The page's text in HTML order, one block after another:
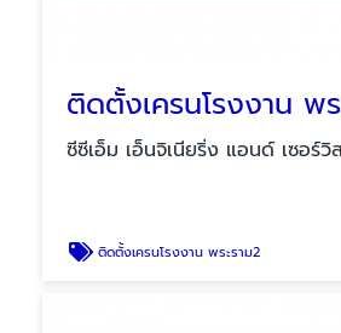
ติดตั้งเครนโรงงาน พร
ซีซีเอ็ม เอ็นจิเนียริ่ง แอนด์ เซอร์วิ
ติดตั้งเครนโรงงาน พระราม2